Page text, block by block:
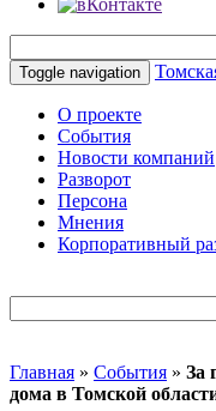
Toggle navigation
О проекте
События
Новости компаний
Разворот
Персона
Мнения
Корпоративный
Главная » События » За
дома в Томской